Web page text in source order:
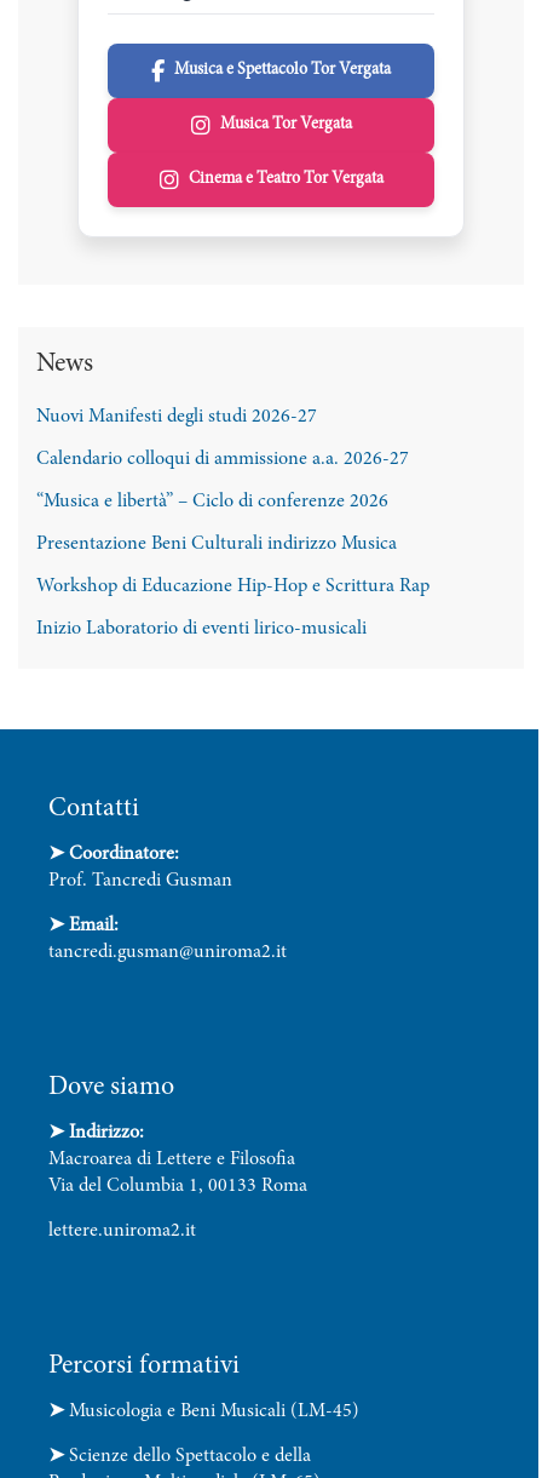
Musica e Spettacolo Tor Vergata
Musica Tor Vergata
Cinema e Teatro Tor Vergata
News
Nuovi Manifesti degli studi 2026-27
Calendario colloqui di ammissione a.a. 2026-27
“Musica e libertà” – Ciclo di conferenze 2026
Presentazione Beni Culturali indirizzo Musica
Workshop di Educazione Hip-Hop e Scrittura Rap
Inizio Laboratorio di eventi lirico-musicali
Contatti
➤ Coordinatore:
Prof. Tancredi Gusman
➤Email:
tancredi.gusman@uniroma2.it
Dove siamo
➤ Indirizzo:
Macroarea di Lettere e Filosofia
Via del Columbia 1, 00133 Roma
lettere.uniroma2.it
Percorsi formativi
➤Musicologia e Beni Musicali (LM-45)
➤Scienze dello Spettacolo e della